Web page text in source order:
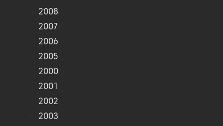
2008
2007
2006
2005
2000
2001
2002
2003